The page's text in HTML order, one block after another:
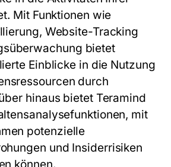
Mit Funktionen wie
Website-Tracking
bietet
Einblicke in die Nutzung
durch
hinaus bietet Teramind
mit
potenzielle
und Insiderrisiken
können.